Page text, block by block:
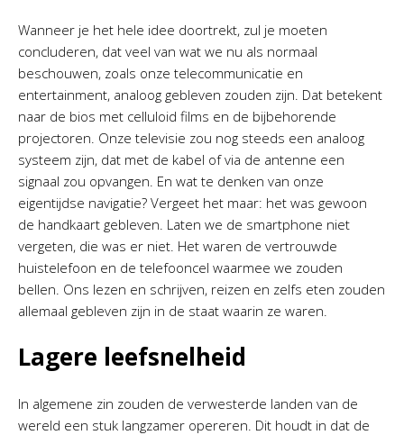
Wanneer je het hele idee doortrekt, zul je moeten
concluderen, dat veel van wat we nu als normaal
beschouwen, zoals onze telecommunicatie en
entertainment, analoog gebleven zouden zijn. Dat betekent
naar de bios met celluloid films en de bijbehorende
projectoren. Onze televisie zou nog steeds een analoog
systeem zijn, dat met de kabel of via de antenne een
signaal zou opvangen. En wat te denken van onze
eigentijdse navigatie? Vergeet het maar: het was gewoon
de handkaart gebleven. Laten we de smartphone niet
vergeten, die was er niet. Het waren de vertrouwde
huistelefoon en de telefooncel waarmee we zouden
bellen. Ons lezen en schrijven, reizen en zelfs eten zouden
allemaal gebleven zijn in de staat waarin ze waren.
Lagere leefsnelheid
In algemene zin zouden de verwesterde landen van de
wereld een stuk langzamer opereren. Dit houdt in dat de